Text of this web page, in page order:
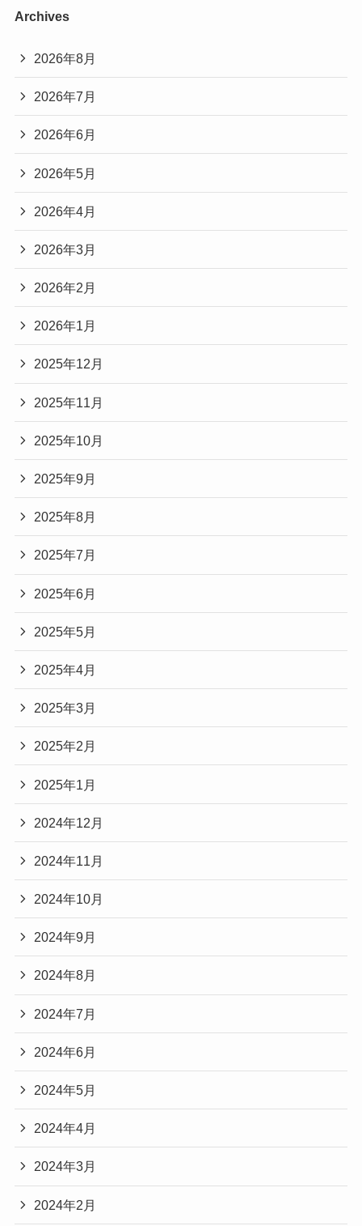
Archives
2026年8月
2026年7月
2026年6月
2026年5月
2026年4月
2026年3月
2026年2月
2026年1月
2025年12月
2025年11月
2025年10月
2025年9月
2025年8月
2025年7月
2025年6月
2025年5月
2025年4月
2025年3月
2025年2月
2025年1月
2024年12月
2024年11月
2024年10月
2024年9月
2024年8月
2024年7月
2024年6月
2024年5月
2024年4月
2024年3月
2024年2月